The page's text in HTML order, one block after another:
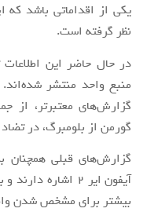
یکی از اقداماتی باشد که
نظر گرفته است.
در حال حاضر این
منبع واحد منتشر
گزارش‌های معتبرتر، از
گورمن از بلومبرگ، در
آیفون ایر 2
بیشتر برای مشخص شدن